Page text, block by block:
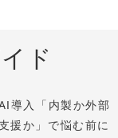
ド
導入「内製か外部
援か」で悩む前に